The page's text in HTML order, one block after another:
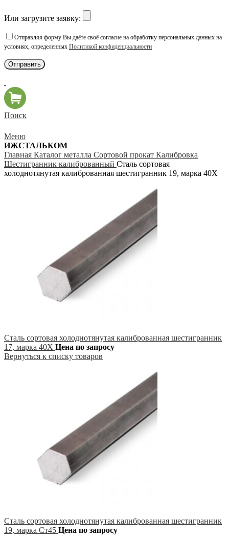
Или загрузите заявку:
Отправляя форму Вы даёте своё согласие на обработку персональных данных на
условиях, определенных Политикой конфиденциальности
Поиск
Меню
ИЖСТАЛЬКОМ
Главная Каталог металла Сортовой прокат Калибровка
Шестигранник калиброванный Сталь сортовая
холоднотянутая калиброванная шестигранник 19, марка 40Х
Сталь сортовая холоднотянутая калиброванная шестигранник
17, марка 40Х Цена по запросу
Вернуться к списку товаров
Сталь сортовая холоднотянутая калиброванная шестигранник
19, марка Ст45 Цена по запросу